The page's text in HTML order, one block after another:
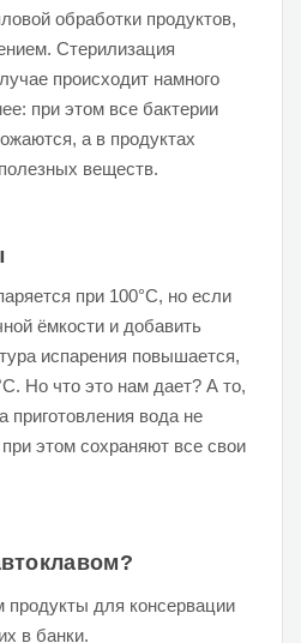
обработки продуктов,
Стерилизация
происходит намного
при этом все бактерии
а в продуктах
веществ.
при 100°С, но если
ёмкости и добавить
испарения повышается,
Но что это нам дает? А то,
приготовления вода не
этом сохраняют все свои
продукты для консервации
в банки.